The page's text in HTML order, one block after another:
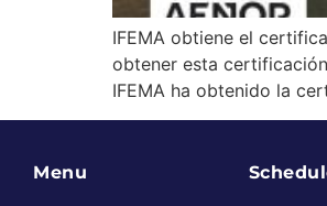
IFEMA obtiene el
obtener esta
IFEMA ha obtenido la
Menu